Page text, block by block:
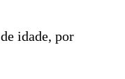
idade, por